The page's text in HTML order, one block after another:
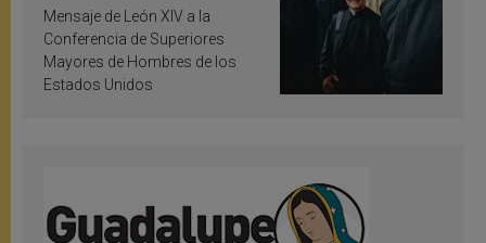
inspiración y santificación
Mensaje de León XIV a la
Conferencia de Superiores
Mayores de Hombres de los
Estados Unidos